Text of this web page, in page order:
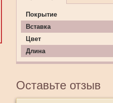
Покрытие
Вставка
Цвет
Длина
Оставьте отзыв